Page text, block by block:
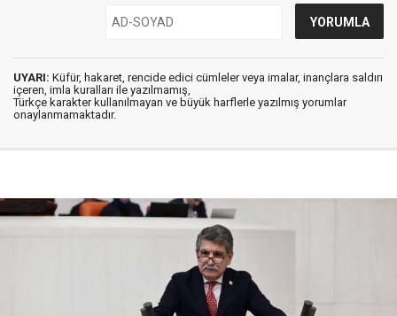
UYARI: Küfür, hakaret, rencide edici cümleler veya imalar, inançlara saldırı
içeren, imla kuralları ile yazılmamış,
Türkçe karakter kullanılmayan ve büyük harflerle yazılmış yorumlar
onaylanmamaktadır.